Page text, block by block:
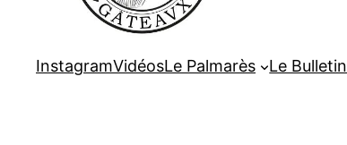
InstagramVidéosLe Palmarès Le Bulletin